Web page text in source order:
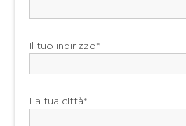
Il tuo indirizzo*
La tua città*